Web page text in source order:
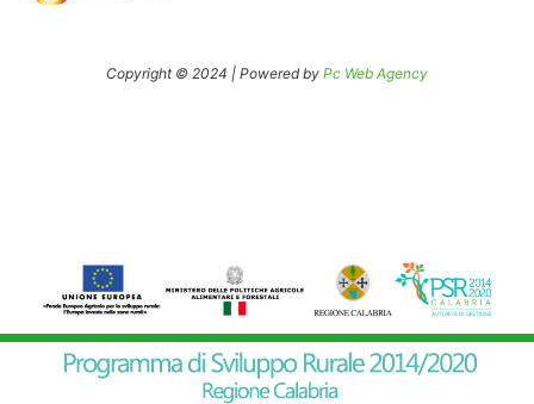
Copyright © 2024 | Powered by Pc Web Agency